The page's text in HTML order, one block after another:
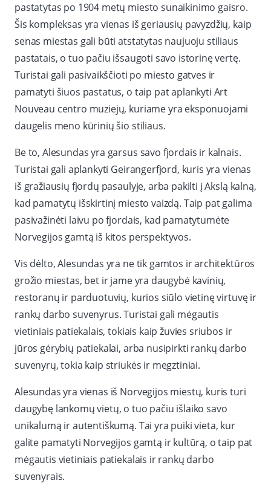
pastatytas po 1904 metų miesto sunaikinimo gaisro.
Šis kompleksas yra vienas iš geriausių pavyzdžių, kaip
senas miestas gali būti atstatytas naujuoju stiliaus
pastatais, o tuo pačiu išsaugoti savo istorinę vertę.
Turistai gali pasivaikščioti po miesto gatves ir
pamatyti šiuos pastatus, o taip pat aplankyti Art
Nouveau centro muziejų, kuriame yra eksponuojami
daugelis meno kūrinių šio stiliaus.
Be to, Alesundas yra garsus savo fjordais ir kalnais.
Turistai gali aplankyti Geirangerfjord, kuris yra vienas
iš gražiausių fjordų pasaulyje, arba pakilti į Akslą kalną,
kad pamatytų išskirtinį miesto vaizdą. Taip pat galima
pasivažinėti laivu po fjordais, kad pamatytumėte
Norvegijos gamtą iš kitos perspektyvos.
Vis dėlto, Alesundas yra ne tik gamtos ir architektūros
grožio miestas, bet ir jame yra daugybė kavinių,
restoranų ir parduotuvių, kurios siūlo vietinę virtuvę ir
rankų darbo suvenyrus. Turistai gali mėgautis
vietiniais patiekalais, tokiais kaip žuvies sriubos ir
jūros gėrybių patiekalai, arba nusipirkti rankų darbo
suvenyrų, tokia kaip striukės ir megztiniai.
Alesundas yra vienas iš Norvegijos miestų, kuris turi
daugybę lankomų vietų, o tuo pačiu išlaiko savo
unikalumą ir autentiškumą. Tai yra puiki vieta, kur
galite pamatyti Norvegijos gamtą ir kultūrą, o taip pat
mėgautis vietiniais patiekalais ir rankų darbo
suvenyrais.